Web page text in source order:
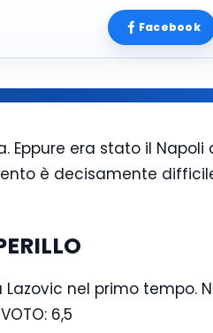
Facebook
Eppure era stato il
è decisamente
Lazovic nel primo tempo.
6,5